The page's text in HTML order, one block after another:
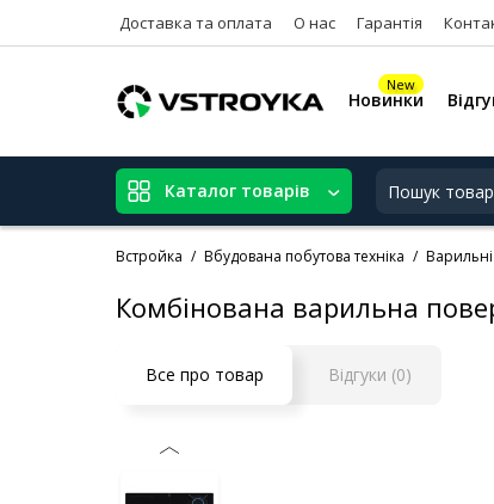
Доставка та оплата О нас Гарантія
New
Новинки
Каталог товарів
Встройка Вбудована побутова техніка
Комбінована варильна
Все про товар Відгуки (0)